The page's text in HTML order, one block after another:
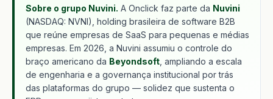
Sobre o grupo Nuvini. A Onclick faz parte da Nuvini
(NASDAQ: NVNI), holding brasileira de software B2B
que reúne empresas de SaaS para pequenas e médias
empresas. Em 2026, a Nuvini assumiu o controle do
braço americano da Beyondsoft , ampliando a escala
de engenharia e a governança institucional por trás
das plataformas do grupo — solidez que sustenta o